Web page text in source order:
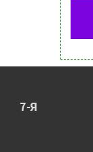
7-Я